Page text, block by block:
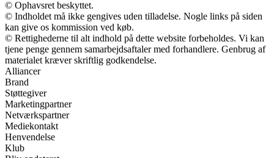
© Ophavsret beskyttet.
© Indholdet må ikke gengives uden tilladelse. Nogle links på siden
kan give os kommission ved køb.
© Rettighederne til alt indhold på dette website forbeholdes. Vi kan
tjene penge gennem samarbejdsaftaler med forhandlere. Genbrug af
materialet kræver skriftlig godkendelse.
Alliancer
Brand
Støttegiver
Marketingpartner
Netværkspartner
Mediekontakt
Henvendelse
Klub